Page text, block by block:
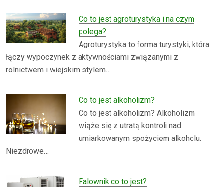
Co to jest agroturystyka i na czym
polega?
Agroturystyka to forma turystyki, która
łączy wypoczynek z aktywnościami związanymi z
rolnictwem i wiejskim stylem…
Co to jest alkoholizm?
Co to jest alkoholizm? Alkoholizm
wiąże się z utratą kontroli nad
umiarkowanym spożyciem alkoholu.
Niezdrowe…
Falownik co to jest?